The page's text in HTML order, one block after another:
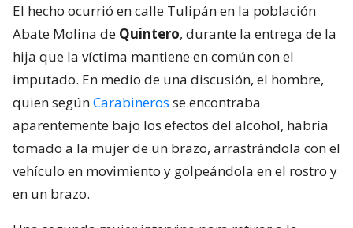
El hecho ocurrió en calle Tulipán en la población
Abate Molina de Quintero, durante la entrega de la
hija que la víctima mantiene en común con el
imputado. En medio de una discusión, el hombre,
quien segúnCarabineros se encontraba
aparentemente bajo los efectos del alcohol, habría
tomado a la mujer de un brazo, arrastrándola con el
vehículo en movimiento y golpeándola en el rostro y
en un brazo.